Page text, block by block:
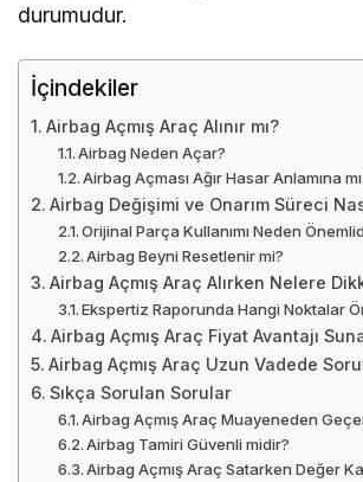
durumudur.
İçindekiler
Airbag Açmış Araç Alınır mı?
Airbag Neden Açar?
Airbag Açması Ağır Hasar Anlamına
Airbag Değişimi ve Onarım Süreci
Orijinal Parça Kullanımı Neden
Airbag Beyni Resetlenir mi?
Airbag Açmış Araç Alırken Nelere
Ekspertiz Raporunda Hangi Noktalar
Airbag Açmış Araç Fiyat Avantajı
Airbag Açmış Araç Uzun Vadede
Sıkça Sorulan Sorular
Airbag Açmış Araç Muayeneden
Airbag Tamiri Güvenli midir?
Airbag Açmış Araç Satarken Değer